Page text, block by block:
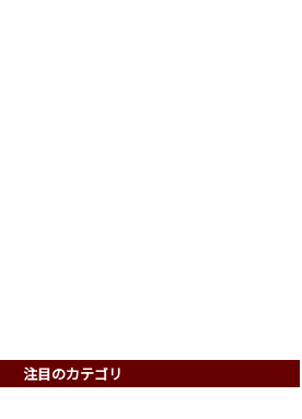
注目のカテゴリ